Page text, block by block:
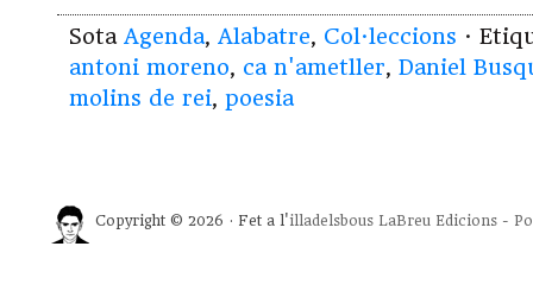
Sota Agenda, Alabatre, Col·leccions ·
antoni moreno, ca n'ametller, Daniel
molins de rei, poesia
Copyright © 2026 · Fet a l'illadelsbous LaBreu Edicions -